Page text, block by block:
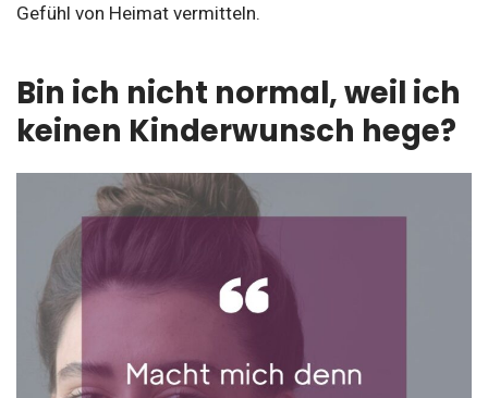
Gefühl von Heimat vermitteln.
Bin ich nicht normal, weil ich
keinen Kinderwunsch hege?